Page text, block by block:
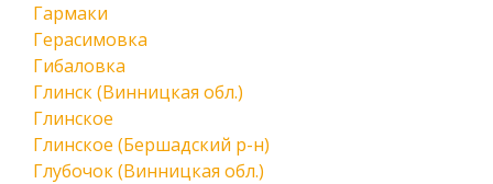
Гармаки
Герасимовка
Гибаловка
Глинск (Винницкая обл.)
Глинское
Глинское (Бершадский р-н)
Глубочок (Винницкая обл.)